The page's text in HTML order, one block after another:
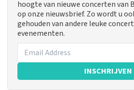
hoogte van nieuwe concerten van
op onze nieuwsbrief. Zo wordt u
gehouden van andere leuke
evenementen.
INSCHRIJVEN